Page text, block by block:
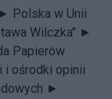
Polska w Unii
Wilczka" ►
Papierów
i ośrodki opinii
►